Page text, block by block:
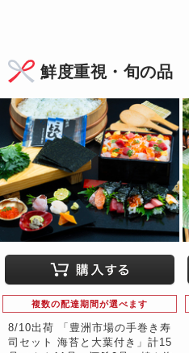
鮮度重視・旬の品
複数の配達期間が選べます
8/10出荷 「豊洲市場の手巻き寿
司セット 海苔と大葉付き」計15